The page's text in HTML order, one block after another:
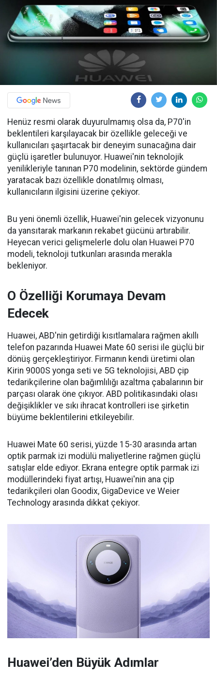
Henüz resmi olarak duyurulmamış olsa da, P70'in
beklentileri karşılayacak bir özellikle geleceği ve
kullanıcıları şaşırtacak bir deneyim sunacağına dair
güçlü işaretler bulunuyor. Huawei'nin teknolojik
yenilikleriyle tanınan P70 modelinin, sektörde gündem
yaratacak bazı özellikle donatılmış olması,
kullanıcıların ilgisini üzerine çekiyor.
Bu yeni önemli özellik, Huawei'nin gelecek vizyonunu
da yansıtarak markanın rekabet gücünü artırabilir.
Heyecan verici gelişmelerle dolu olan Huawei P70
modeli, teknoloji tutkunları arasında merakla
bekleniyor.
O Özelliği Korumaya Devam
Edecek
Huawei, ABD'nin getirdiği kısıtlamalara rağmen akıllı
telefon pazarında Huawei Mate 60 serisi ile güçlü bir
dönüş gerçekleştiriyor. Firmanın kendi üretimi olan
Kirin 9000S yonga seti ve 5G teknolojisi, ABD çip
tedarikçilerine olan bağımlılığı azaltma çabalarının bir
parçası olarak öne çıkıyor. ABD politikasındaki olası
değişiklikler ve sıkı ihracat kontrolleri ise şirketin
büyüme beklentilerini etkileyebilir.
Huawei Mate 60 serisi, yüzde 15-30 arasında artan
optik parmak izi modülü maliyetlerine rağmen güçlü
satışlar elde ediyor. Ekrana entegre optik parmak izi
modüllerindeki fiyat artışı, Huawei'nin ana çip
tedarikçileri olan Goodix, GigaDevice ve Weier
Technology arasında dikkat çekiyor.
Huawei’den Büyük Adımlar